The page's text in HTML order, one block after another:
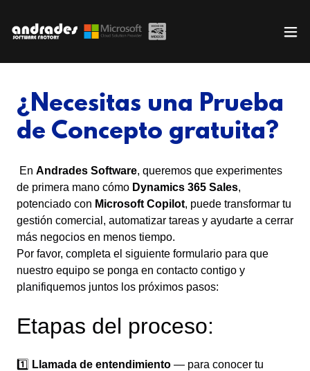
¿Necesitas una Prueba
de Concepto gratuita?
En Andrades Software, queremos que experimentes
de primera mano cómo Dynamics 365 Sales,
potenciado con Microsoft Copilot, puede transformar tu
gestión comercial, automatizar tareas y ayudarte a cerrar
más negocios en menos tiempo.
Por favor, completa el siguiente formulario para que
nuestro equipo se ponga en contacto contigo y
planifiquemos juntos los próximos pasos:
Etapas del proceso:
1️⃣ Llamada de entendimiento — para conocer tu